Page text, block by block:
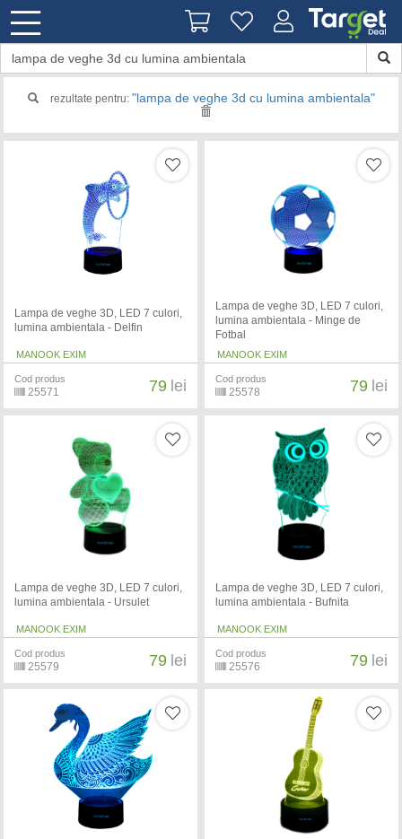
rezultate pentru: "lampa de veghe 3d cu lumina ambientala"
Lampa de veghe 3D, LED 7 culori,
lumina ambientala - Delfin
MANOOK EXIM
Cod produs
25571 79 lei
Lampa de veghe 3D, LED 7 culori,
lumina ambientala - Minge de
Fotbal
MANOOK EXIM
Cod produs
25578 79 lei
Lampa de veghe 3D, LED 7 culori,
lumina ambientala - Ursulet
MANOOK EXIM
Cod produs
25579 79 lei
Lampa de veghe 3D, LED 7 culori,
lumina ambientala - Bufnita
MANOOK EXIM
Cod produs
25576 79 lei